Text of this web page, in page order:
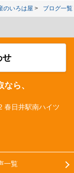
のいろは屋 ブログ一覧
せ
ら、
春日井駅南ハイツ
一覧